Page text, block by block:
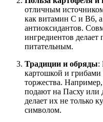
отличным
как витамин C и B6,
антиоксидантов.
ингредиентов
питательным.
Традиции и обряды:
картошкой и грибами
торжества.
подают на Пасху или
делает их не только
символом.